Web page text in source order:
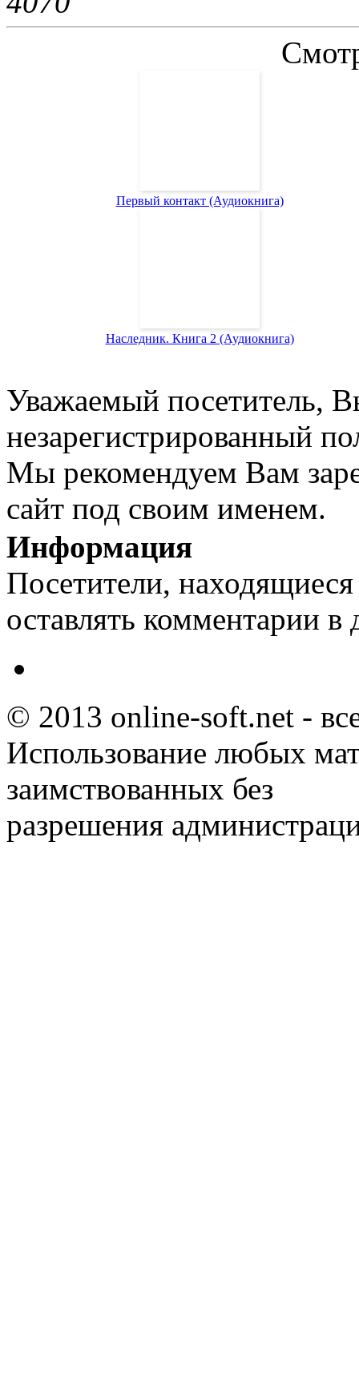
Первый контакт (Аудиокнига)
Наследник. Книга 2 (Аудиокнига)
Уважаемый посетитель,
незарегистрированный
Мы рекомендуем Вам
сайт под своим именем.
Информация
Посетители,
оставлять комментарии в
© 2013 online-soft.net -
Использование любых
заимствованных без
разрешения